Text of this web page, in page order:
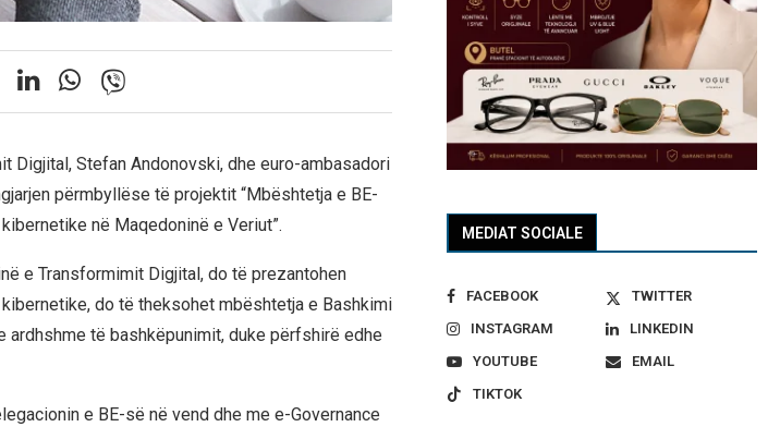
Digjital, Stefan Andonovski, dhe euro-ambasadori
përmbyllëse të projektit “Mbështetja e BE-
në Maqedoninë e Veriut”.
e Transformimit Digjital, do të prezantohen
do të theksohet mbështetja e Bashkimi
ardhshme të bashkëpunimit, duke përfshirë edhe
e BE-së në vend dhe me e-Governance
MEDIAT SOCIALE
FACEBOOK
TWITTER
INSTAGRAM
LINKEDIN
YOUTUBE
EMAIL
TIKTOK